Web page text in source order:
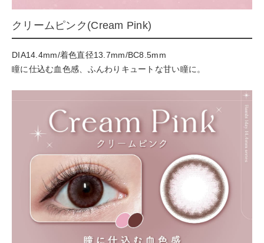
クリームピンク(Cream Pink)
DIA14.4mm/着色直径13.7mm/BC8.5mm
瞳に仕込む血色感、ふんわりキュートな甘い瞳に。